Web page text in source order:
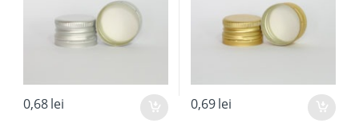
0,68lei 0,69lei